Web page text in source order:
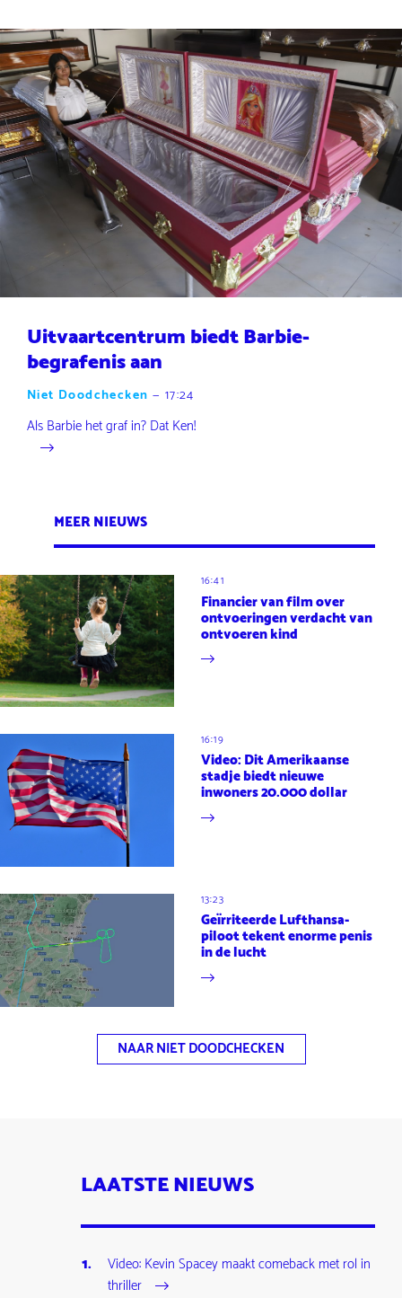
Uitvaartcentrum biedt Barbie-
begrafenis aan
Niet Doodchecken — 17:24
Als Barbie het graf in? Dat Ken!
MEER NIEUWS
16:41
Financier van film over
ontvoeringen verdacht van
ontvoeren kind
16:19
Video: Dit Amerikaanse
stadje biedt nieuwe
inwoners 20.000 dollar
13:23
Geïrriteerde Lufthansa-
piloot tekent enorme penis
in de lucht
NAAR NIET DOODCHECKEN
LAATSTE NIEUWS
Video: Kevin Spacey maakt comeback met rol in
thriller